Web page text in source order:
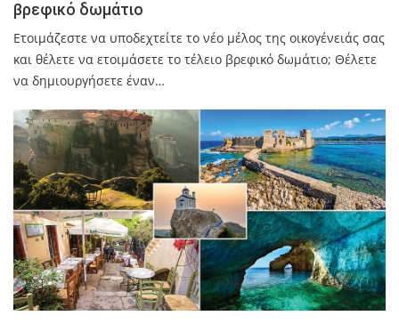
βρεφικό δωμάτιο
Ετοιμάζεστε να υποδεχτείτε το νέο μέλος της οικογένειάς σας
και θέλετε να ετοιμάσετε το τέλειο βρεφικό δωμάτιο; Θέλετε
να δημιουργήσετε έναν…